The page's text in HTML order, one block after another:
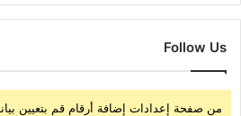
Follow Us
من صفحة إعدادات إضافة أرقام قم بتعيين